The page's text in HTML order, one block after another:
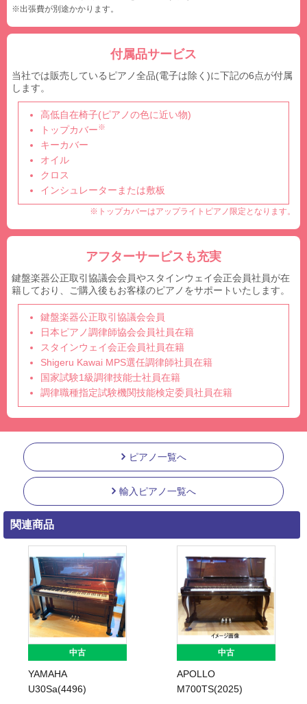
※出張費が別途かかります。
付属品サービス
当社では販売しているピアノ全品(電子は除く)に下記の6点が付属
します。
高低自在椅子(ピアノの色に近い物)
トップカバー※
キーカバー
オイル
クロス
インシュレーターまたは敷板
※トップカバーはアップライトピアノ限定となります。
アフターサービスも充実
鍵盤楽器公正取引協議会会員やスタインウェイ会正会員社員が在
籍しており、ご購入後もお客様のピアノをサポートいたします。
鍵盤楽器公正取引協議会会員
日本ピアノ調律師協会会員社員在籍
スタインウェイ会正会員社員在籍
Shigeru Kawai MPS選任調律師社員在籍
国家試験1級調律技能士社員在籍
調律職種指定試験機関技能検定委員社員在籍
ピアノ一覧へ
輸入ピアノ一覧へ
関連商品
中古
YAMAHA
U30Sa(4496)
中古
APOLLO
M700TS(2025)